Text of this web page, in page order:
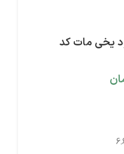
یخی مات کد